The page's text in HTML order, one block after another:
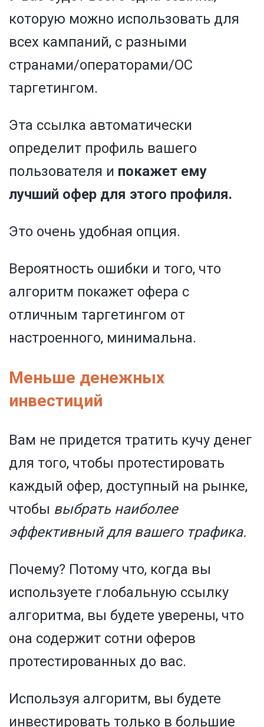
которую можно использовать для
всех кампаний, с разными
странами/операторами/ОС
таргетингом.
Эта ссылка автоматически
определит профиль вашего
пользователя и покажет ему
лучший офер для этого профиля.
Это очень удобная опция.
Вероятность ошибки и того, что
алгоритм покажет офера с
отличным таргетингом от
настроенного, минимальна.
Меньше денежных
инвестиций
Вам не придется тратить кучу денег
для того, чтобы протестировать
каждый офер, доступный на рынке,
чтобы выбрать наиболее
эффективный для вашего трафика.
Почему? Потому что, когда вы
используете глобальную ссылку
алгоритма, вы будете уверены, что
она содержит сотни оферов
протестированных до вас.
Используя алгоритм, вы будете
инвестировать только в большие